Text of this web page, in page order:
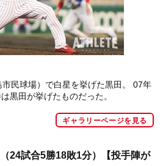
民球場）で白星を挙げた黒田。 07年
黒田が挙げたものだった。
ギャラリーページを見る
24試合5勝18敗1分）【投手陣が